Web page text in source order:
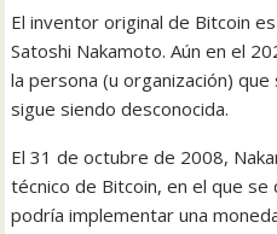
El inventor original de Bitcoin
Satoshi Nakamoto. Aún en el
la persona (u organización)
sigue siendo desconocida.
El 31 de octubre de 2008,
técnico de Bitcoin, en el que
podría implementar una